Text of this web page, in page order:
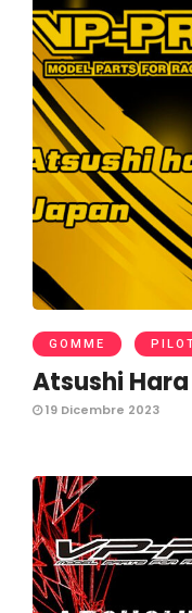
GOMME
Atsushi
19 Dicembre 2023